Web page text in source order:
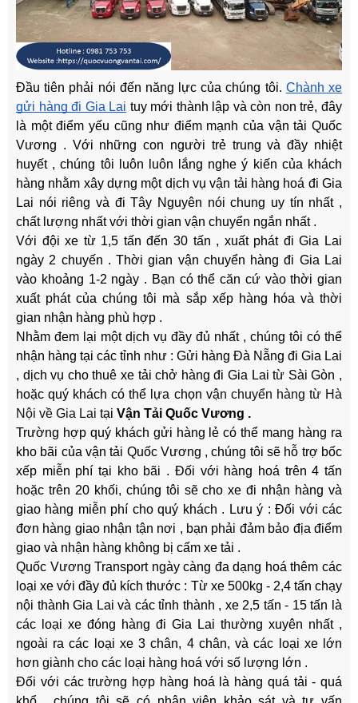
Đầu tiên phải nói đến năng lực của chúng tôi. Chành xe
gửi hàng đi Gia Lai tuy mới thành lập và còn non trẻ, đây
là một điểm yếu cũng như điểm mạnh của vận tải Quốc
Vương . Với những con người trẻ trung và đầy nhiệt
huyết , chúng tôi luôn luôn lắng nghe ý kiến của khách
hàng nhằm xây dựng một dịch vụ vận tải hàng hoá đi Gia
Lai nói riêng và đi Tây Nguyên nói chung uy tín nhất ,
chất lượng nhất với thời gian vận chuyển ngắn nhất .
Với đội xe từ 1,5 tấn đến 30 tấn , xuất phát đi Gia Lai
ngày 2 chuyến . Thời gian vận chuyển hàng đi Gia Lai
vào khoảng 1-2 ngày . Bạn có thể căn cứ vào thời gian
xuất phát của chúng tôi mà sắp xếp hàng hóa và thời
gian nhận hàng phù hợp .
Nhằm đem lại một dịch vụ đầy đủ nhất , chúng tôi có thể
nhận hàng tại các tỉnh như : Gửi hàng Đà Nẵng đi Gia Lai
, dịch vụ cho thuê xe tải chở hàng đi Gia Lai từ Sài Gòn ,
hoặc quý khách có thể lựa chọn vận chuyển hàng từ Hà
Nội về Gia Lai tại Vận Tải Quốc Vương .
Trường hợp quý khách gửi hàng lẻ có thể mang hàng ra
kho bãi của vận tải Quốc Vương , chúng tôi sẽ hỗ trợ bốc
xếp miễn phí tại kho bãi . Đối với hàng hoá trên 4 tấn
hoặc trên 20 khối, chúng tôi sẽ cho xe đi nhận hàng và
giao hàng miễn phí cho quý khách . Lưu ý : Đối với các
đơn hàng giao nhận tận nơi , bạn phải đảm bảo địa điểm
giao và nhận hàng không bị cấm xe tải .
Quốc Vương Transport ngày càng đa dạng hoá thêm các
loại xe với đầy đủ kích thước : Từ xe 500kg - 2,4 tấn chạy
nội thành Gia Lai và các tỉnh thành , xe 2,5 tấn - 15 tấn là
các loại xe đóng hàng đi Gia Lai thường xuyên nhất ,
ngoài ra các loại xe 3 chân, 4 chân, và các loại xe lớn
hơn giành cho các loại hàng hoá với số lượng lớn .
Đối với các trường hợp hàng hoá là hàng quá tải - quá